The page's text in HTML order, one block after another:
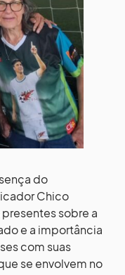
do
Chico
sobre a
e a importância
com suas
se envolvem no